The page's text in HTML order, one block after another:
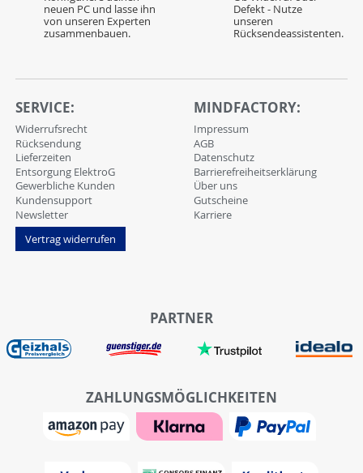
neuen PC und lasse ihn
von unseren Experten
zusammenbauen.
Defekt - Nutze
unseren
Rücksendeassistenten.
SERVICE:
Widerrufsrecht
Rücksendung
Lieferzeiten
Entsorgung ElektroG
Gewerbliche Kunden
Kundensupport
Newsletter
Vertrag widerrufen
MINDFACTORY:
Impressum
AGB
Datenschutz
Barrierefreiheitserklärung
Über uns
Gutscheine
Karriere
PARTNER
ZAHLUNGSMÖGLICHKEITEN